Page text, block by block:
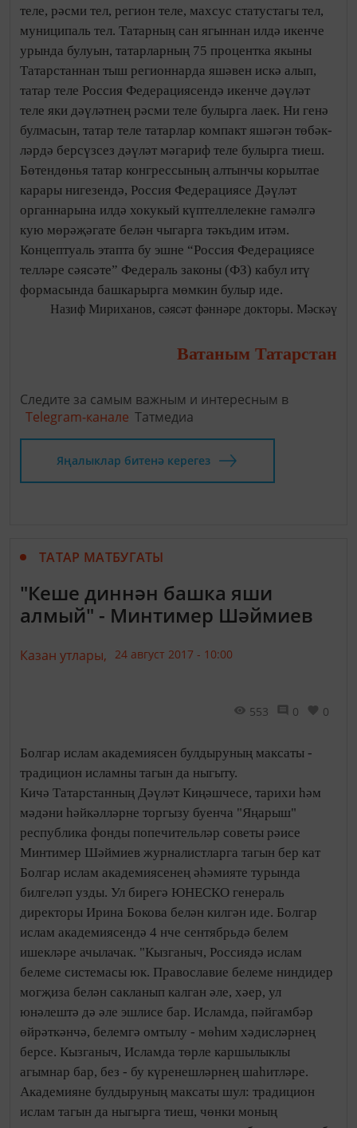
теле, рәсми тел, регион теле, махсус статустагы тел,
муниципаль тел. Татарның сан ягыннан илдә икенче
урында булуын, татарларның 75 процентка якыны
Татарстаннан тыш регионнарда яшәвен искә алып,
татар теле Россия Фе­де­ра­циясендә икенче дәүләт
теле яки дәүләтнең рәсми теле булырга лаек. Ни генә
булмасын, татар теле татарлар компакт яшәгән төбә­к­
ләрдә берсүзсез дәү­ләт мәга­риф теле булырга тиеш.
Бөтендөнья татар кон­грес­сының алтынчы корылтае
карары нигезендә, Россия Федерациясе Дәүләт
органнарына илдә хокукый күптел­лелекне гамәлгә
кую мөрә­җәгате белән чыгарга тәкъ­дим итәм.
Концептуаль этапта бу эшне “Россия Федерациясе
телләре сәясәте” Федераль законы (ФЗ) кабул итү
формасында башкарырга мөмкин булыр иде.
Назиф Мириханов, сәясәт фәннәре докторы. Мәскәү
Ватаным Татарстан
Следите за самым важным и интересным в
Telegram-канале Татмедиа
Яңалыклар битенә керегез
ТАТАР МАТБУГАТЫ
"Кеше диннән башка яши
алмый" - Минтимер Шәймиев
Казан утлары, 24 август 2017 - 10:00
553 0 0
Болгар ислам академиясен булдыруның максаты -
традицион исламны тагын да ныгыту.
Кичә Татарстанның Дәүләт Киңәшчесе, тарихи һәм
мәдәни һәйкәлләрне торгызу буенча "Яңарыш"
республика фонды попечительләр советы рәисе
Минтимер Шәймиев журналистларга тагын бер кат
Болгар ислам академиясенең әһәмияте турында
билгеләп узды. Ул бирегә ЮНЕСКО генераль
директоры Ирина Бокова белән килгән иде. Болгар
ислам академиясендә 4 нче сентябрьдә белем
ишекләре ачылачак. "Кызганыч, Россиядә ислам
белеме системасы юк. Православие белеме ниндидер
могҗиза белән сакланып калган әле, хәер, ул
юнәлештә дә әле эшлисе бар. Исламда, пәйгамбәр
өйрәткәнчә, белемгә омтылу - мөһим хәдисләрнең
берсе. Кызганыч, Исламда төрле каршылыклы
агымнар бар, без - бу күренешләрнең шаһитләре.
Академияне булдыруның максаты шул: традицион
ислам тагын да ныгырга тиеш, чөнки моның